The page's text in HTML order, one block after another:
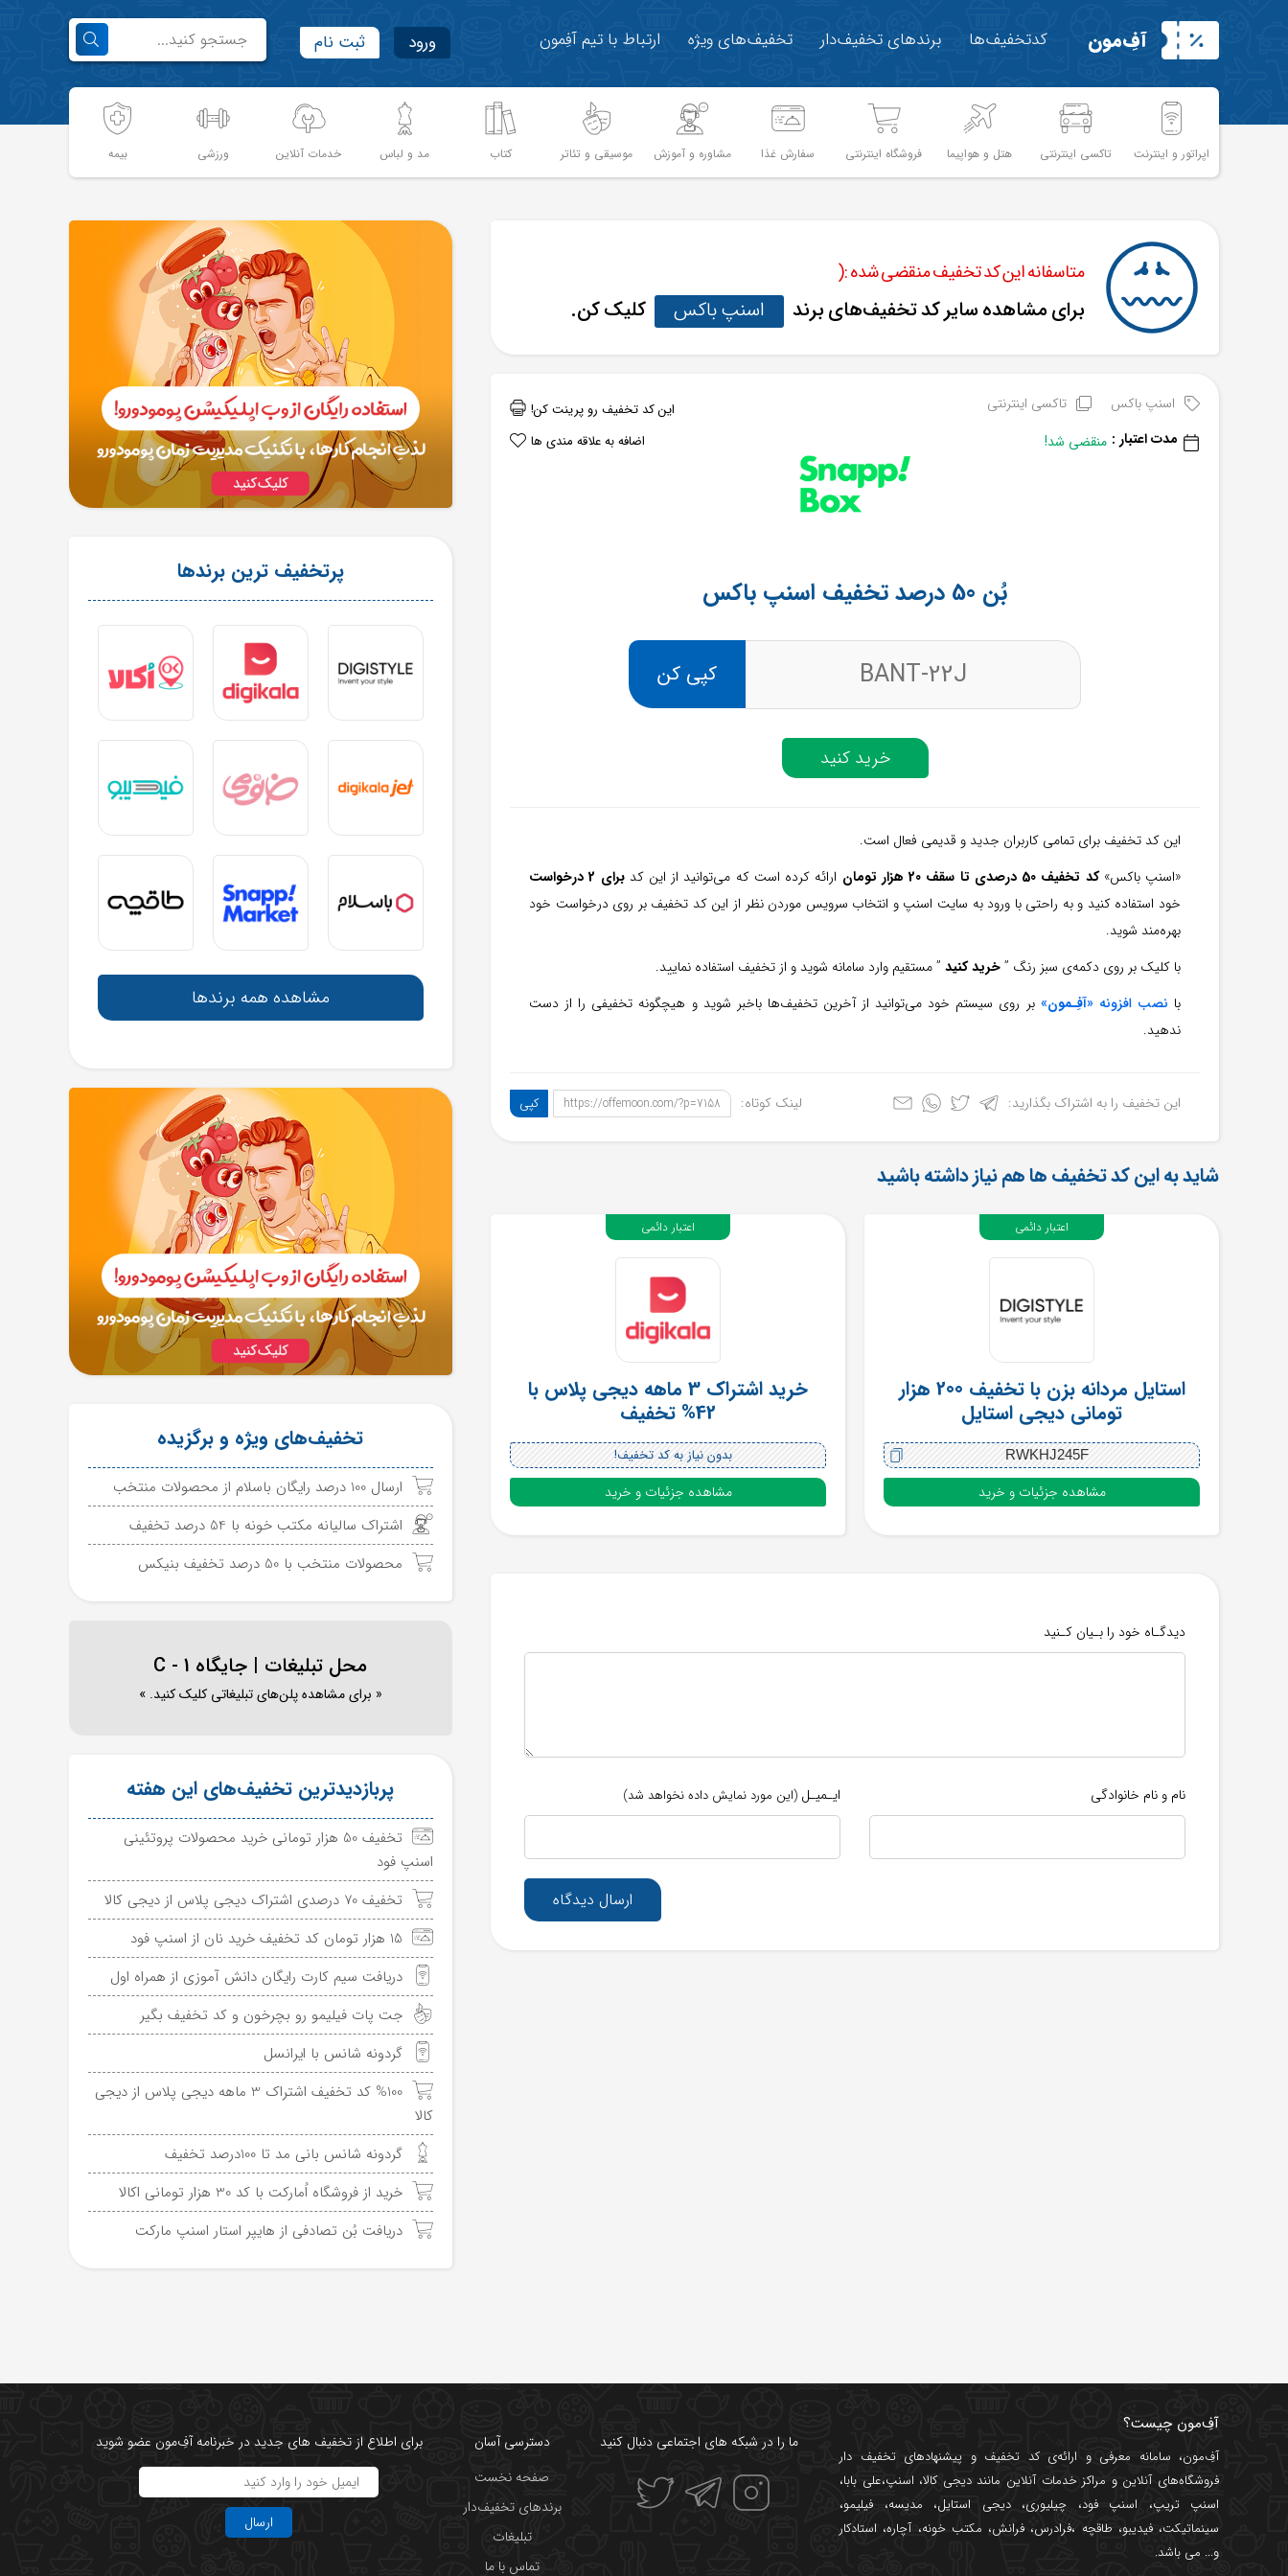
آفِ‌مون کدتخفیف‌ها برندهای تخفیف‌دار تخفیف‌های ویژه ارتباط با تیم آفِمون ورود ثبت نام
اپراتور و اینترنت تاکسی اینترنتی هتل و هواپیما فروشگاه اینترنتی سفارش غذا مشاوره و آموزش موسیقی و تئاتر کتاب مد و لباس خدمات آنلاین ورزشی بیمه
متاسفانه این کد تخفیف منقضی شده :(
برای مشاهده سایر کد تخفیف‌های برند اسنپ باکس کلیک کن.
اسنپ باکس
تاکسی اینترنتی
مدت اعتبار : منقضی شد!
این کد تخفیف رو پرینت کن!
اضافه به علاقه مندی ها
بُن 50 درصد تخفیف اسنپ باکس
BANT-22J کپی کن
خرید کنید
این کد تخفیف برای تمامی کاربران جدید و قدیمی فعال است.
«اسنپ باکس»کد تخفیف 50 درصدی تا سقف 20 هزار تومان ارائه کرده است که می‌توانيد از این کدبرای 2 درخواست
خود استفاده کنید و به راحتی با ورود به سايت اسنپ و انتخاب سرویس موردن نظر از اين كد تخفيف بر روی درخواست خود
بهره‌مند شوید.
با کلیک بر روی دكمه‌ی سبز رنگ ”خريد كنيد ” مستقیم وارد سامانه شوید و از تخفیف استفاده نمایید.
با نصب افزونه «آفِـمون» بر روی سیستم خود می‌توانید از آخرین تخفیف‌ها باخبر شوید و هیچگونه تخفیفی را از دست
ندهید.
این تخفیف را به اشتراک بگذارید: لینک کوتاه: https://offemoon.com/?p=7158 کپی
شاید به این کد تخفیف ها هم نیاز داشته باشید
استایل مردانه بزن با تخفیف 200 هزار
تومانی دیجی استایل
RWKHJ245F
مشاهده جزئیات و خرید
اعتبار دائمی
خرید اشتراک 3 ماهه دیجی پلاس با
42% تخفیف
بدون نیاز به کد تخفیف!
مشاهده جزئیات و خرید
اعتبار دائمی
دیدگـاه خود را بـیان کـنید
نام و نام خانوادگی ایـمیـل (این مورد نمایش داده نخواهد شد)
ارسال دیدگاه
پرتخفیف ترین برندها
مشاهده همه برندها
تخفیف‌های ویژه و برگزیده
ارسال 100 درصد رایگان باسلام از محصولات منتخب
اشتراک سالیانه مکتب خونه با 54 درصد تخفیف
محصولات منتخب با 50 درصد تخفیف بنیکس
محل تبلیغات | جایگاه C - 1
« برای مشاهده پلن‌های تبلیغاتی کلیک کنید. »
پربازدیدترین تخفیف‌های این هفته
تخفیف 50 هزار تومانی خرید محصولات پروتئینی
اسنپ فود
تخفیف 70 درصدی اشتراک دیجی پلاس از دیجی کالا
15 هزار تومان کد تخفیف خرید نان از اسنپ فود
دریافت سیم کارت رایگان دانش آموزی از همراه اول
جت پات فیلیمو رو بچرخون و کد تخفیف بگیر
گردونه شانس با ایرانسل
%100 کد تخفیف اشتراک 3 ماهه دیجی پلاس از دیجی
کالا
گردونه شانس بانی مد تا 100درصد تخفیف
خرید از فروشگاه اُمارکت با کد 30 هزار تومانی اکالا
دریافت بُن تصادفی از هایپر استار اسنپ مارکت
آفِ‌مون چیست؟
آفِ‌مون، سامانه معرفی و ارائه‌یکد تخفیف و پیشنهادهای تخفیف دار
فروشگاه‌های آنلاین و مراکز خدمات آنلاین ماننددیجی کالا، اسنپ،علی بابا،
اسنپ تریپ، اسنپ فود، چیلیوری،دیجی استایل، مدیسه، فیلیمو،
سینماتیکت،فیدیبو، طاقچه ،فرادرس، فرانش، مکتب خونه،آچاره، استادکار
و... می باشد.
ما را در شبکه های اجتماعی دنبال کنید
دسترسی آسان
صفحه نخست
برندهای تخفیف‌دار
تبلیغات
تماس با ما
برای اطلاع از تخفیف های جدید در خبرنامه آفِ‌مون عضو شوید
ارسال